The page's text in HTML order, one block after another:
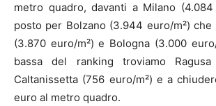
metro quadro, davanti a Milano (4.084
posto per Bolzano (3.944 euro/m²)
(3.870 euro/m²) e Bologna (3.000
bassa del ranking troviamo Ragusa
Caltanissetta (756 euro/m²) e a
euro al metro quadro.